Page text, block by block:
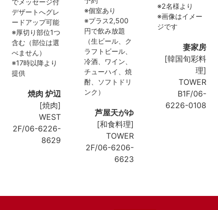
でメッセージ付
デザートへグレ
ードアップ可能
厚切り部位1つ
含む（部位は選
べません）
17時以降より
提供
焼肉 炉辺
[焼肉]
WEST
2F/06-6226-
8629
個室あり
プラス2,500
円で飲み放題
（生ビール、ク
ラフトビール、
冷酒、ワイン、
チューハイ、焼
酎、ソフトドリ
ンク）
芦屋天がゆ
[和食料理]
TOWER
2F/06-6206-
6623
2名様より
画像はイメー
ジです
妻家房
[韓国旬彩料
理]
TOWER
B1F/06-
6226-0108